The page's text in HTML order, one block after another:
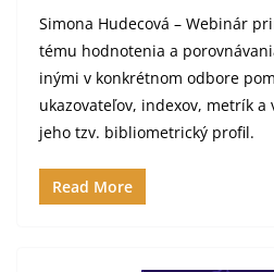
Simona Hudecová – Webinár
tému hodnotenia a
inými v konkrétnom odbore
ukazovateľov, indexov, metrík
jeho tzv. bibliometrický profil.
Read More